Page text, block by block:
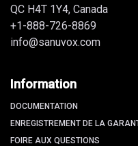
QC H4T 1Y4, Canada
+1-888-726-8869
info@sanuvox.com
Information
DOCUMENTATION
ENREGISTREMENT DE LA
FOIRE AUX QUESTIONS